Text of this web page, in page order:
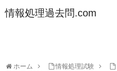
情報処理過去問.com
ホーム 情報処理試験